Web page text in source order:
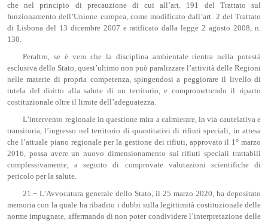
che nel principio di precauzione di cui all’art. 191 del Trattato sul
funzionamento dell’Unione europea, come modificato dall’art. 2 del Trattato
di Lisbona del 13 dicembre 2007 e ratificato dalla legge 2 agosto 2008, n.
130.
Peraltro, se è vero che la disciplina ambientale rientra nella potestà
esclusiva dello Stato, quest’ultimo non può paralizzare l’attività delle Regioni
nelle materie di propria competenza, spingendosi a peggiorare il livello di
tutela del diritto alla salute di un territorio, e compromettendo il riparto
costituzionale oltre il limite dell’adeguatezza.
L’intervento regionale in questione mira a calmierare, in via cautelativa e
transitoria, l’ingresso nel territorio di quantitativi di rifiuti speciali, in attesa
che l’attuale piano regionale per la gestione dei rifiuti, approvato il 1° marzo
2016, possa avere un nuovo dimensionamento sui rifiuti speciali trattabili
complessivamente, a seguito di comprovate valutazioni scientifiche di
pericolo per la salute.
21.− L’Avvocatura generale dello Stato, il 25 marzo 2020, ha depositato
memoria con la quale ha ribadito i dubbi sulla legittimità costituzionale delle
norme impugnate, affermando di non poter condividere l’interpretazione delle